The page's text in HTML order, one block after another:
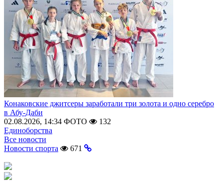
Конаковские джитсеры заработали три золота и одно серебро
в Абу-Даби
02.08.2026, 14:34 ФОТО
132
Единоборства
Все новости
Новости спорта
671